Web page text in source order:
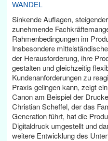
WANDEL
Sinkende Auflagen,
zunehmende
Rahmenbedingungen im
Insbesondere
der Herausforderung, ihre
gestalten und gleichzeitig
Kundenanforderungen zu
Praxis gelingen kann, zeigt
Canon am Beispiel der
Christian Scheffel, der das
Generation führt, hat die
Digitaldruck umgestellt und
weitere Entwicklung des